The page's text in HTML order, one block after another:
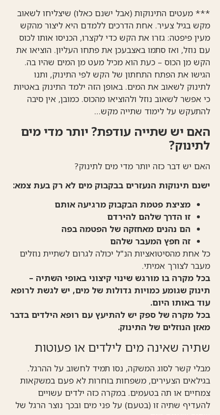
*** מעטים התינוקות (אבל ישנם כאלו) שיצליחו לשאוב
מקש בגיל צעיר. אחת הדרכים ללמדם היא ליצור מהקש
מעין פיפטה: גזרו את הקש כדי לקצרו, הכניסו אותו לכוס
עם נוזל, ואז סתמו באצבעכן את פתחו העליון. הוציאו את
הקש מן הכוס – כעת הוא מכיל מעט מן המים שהיו בה.
הגישו את הפתח התחתון של הקש לפי התינוק, ותנו
לתינוק לשאוב את המים. באופן הזה ילמד התינוק באטיות
כי אפשר לשאוב נוזל ולהוציאו מהכוס. כמובן, אין סיבה
להתעקש על לימוד שתייה מקש…
האם יש שתייה עודפת? יותר מדי מים
לתינוק?
האם יש דבר כזה יותר מדי מים לתינוק?
ישנם תינוקות הנעזרים בבקבוק מים לא רק בעת צמא:
מציצת פטמת הבקבוק מרגיעה אותם
זו הדרך שלהם להירדם
הם נהנים מאחזקה של הפטמה בפה
זה חפץ המעבר שלהם
כל אחת מהסיטואציות הנ"ל יכולה לגרום לשתיית נוזלים
מעבר לצורך אמיתי.
בכל מקרה בו מורגש שינוי קיצוני באופי השתיה –
תינוק שגומע כמויות גדולות של מים, יש לגשת לרופא
עוד באותו היום.
בכל מקרה של ספק יש להתיעץ עם רופא הילדים בדבר
מאזן הנוזלים של התינוק.
שתיה שאינה מים לילדים או פעוטות
מבלי קשר לסוג המשקה, נסו תמיד לחשוב על ההרגל.
בגילאים הצעירים, משפחות בוחרות לא פעם במשקאות
צמחיים או תה בטעמים. במקרה כזה ילדים עשויים
להעדיף שתיה זו (בטעם) על פני מים ובכך נוצר הרגל של